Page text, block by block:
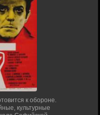
к обороне.
культурные